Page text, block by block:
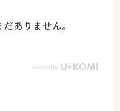
ありません。